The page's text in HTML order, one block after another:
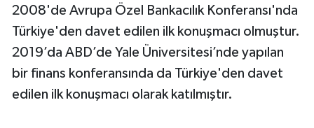
2008'de Avrupa Özel Bankacılık Konferansı'nda
Türkiye'den davet edilen ilk konuşmacı olmuştur.
2019’da ABD’de Yale Üniversitesi’nde yapılan
bir finans konferansında da Türkiye'den davet
edilen ilk konuşmacı olarak katılmıştır.